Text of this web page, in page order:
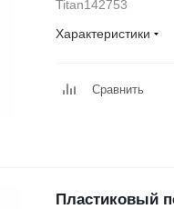
Titan142753
Характеристики
Сравнить
Пластиковый